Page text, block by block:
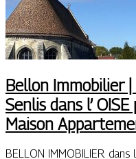
Bellon Immobilier
Senlis dans l’
Maison
BELLON IMMOBILIER